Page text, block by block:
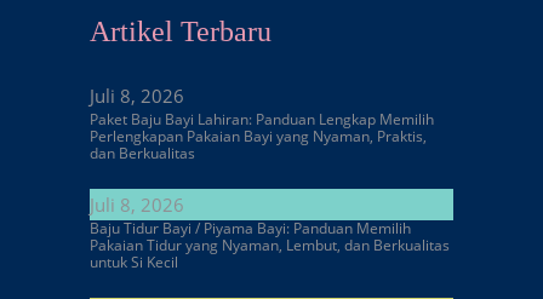
Artikel Terbaru
Juli 8, 2026
Paket Baju Bayi Lahiran: Panduan Lengkap Memilih
Perlengkapan Pakaian Bayi yang Nyaman, Praktis,
dan Berkualitas
Juli 8, 2026
Baju Tidur Bayi / Piyama Bayi: Panduan Memilih
Pakaian Tidur yang Nyaman, Lembut, dan Berkualitas
untuk Si Kecil